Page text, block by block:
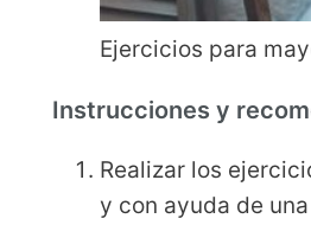
Ejercicios para
Instrucciones y
Realizar los
y con ayuda de